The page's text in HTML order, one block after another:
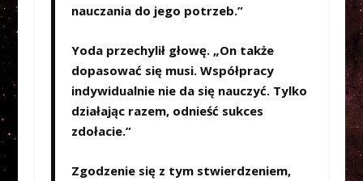
nauczania do jego potrzeb.”
Yoda przechylił głowę. „On także
dopasować się musi. Współpracy
indywidualnie nie da się nauczyć. Tylko
działając razem, odnieść sukces
zdołacie.”
Zgodzenie się z tym stwierdzeniem,